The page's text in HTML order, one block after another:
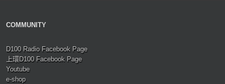
COMMUNITY
D100 Radio Facebook Page
上環D100 Facebook Page
Youtube
e-shop